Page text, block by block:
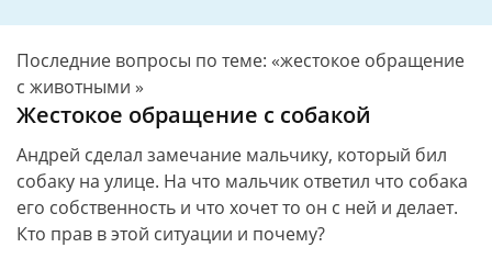
Последние вопросы по теме: «жестокое обращение
с животными »
Жестокое обращение с собакой
Андрей сделал замечание мальчику, который бил
собаку на улице. На что мальчик ответил что собака
его собственность и что хочет то он с ней и делает.
Кто прав в этой ситуации и почему?